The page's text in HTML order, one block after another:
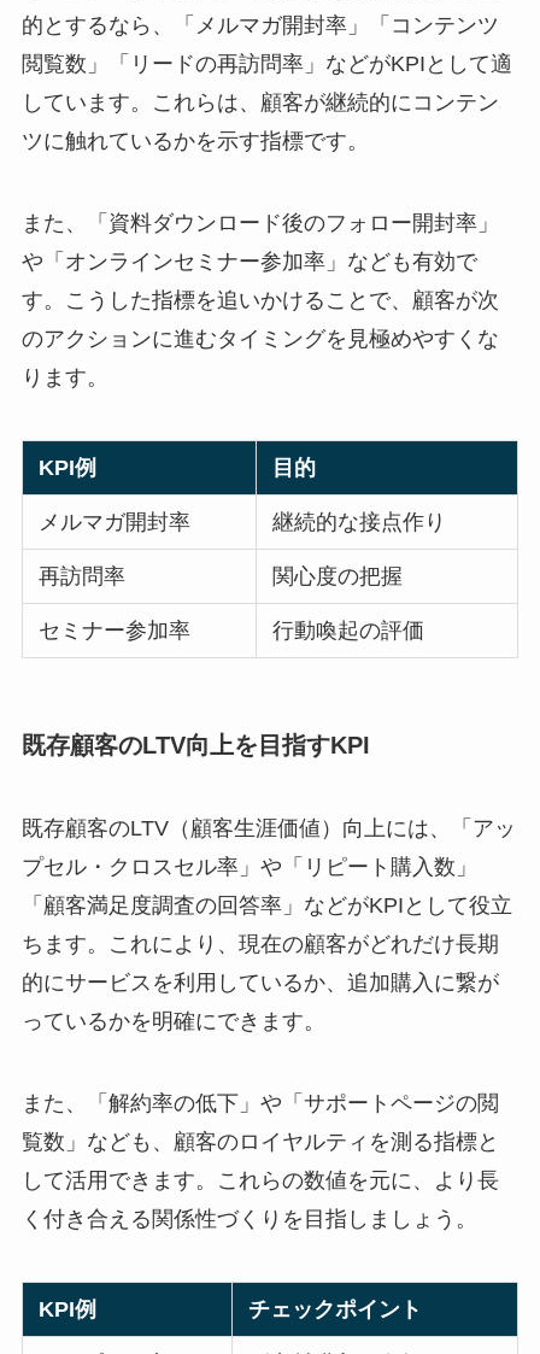
的とするなら、「メルマガ開封率」「コンテンツ
閲覧数」「リードの再訪問率」などがKPIとして適
しています。これらは、顧客が継続的にコンテン
ツに触れているかを示す指標です。
また、「資料ダウンロード後のフォロー開封率」
や「オンラインセミナー参加率」なども有効で
す。こうした指標を追いかけることで、顧客が次
のアクションに進むタイミングを見極めやすくな
ります。
KPI例 目的
メルマガ開封率 継続的な接点作り
再訪問率 関心度の把握
セミナー参加率 行動喚起の評価
既存顧客のLTV向上を目指すKPI
既存顧客のLTV（顧客生涯価値）向上には、「アッ
プセル・クロスセル率」や「リピート購入数」
「顧客満足度調査の回答率」などがKPIとして役立
ちます。これにより、現在の顧客がどれだけ長期
的にサービスを利用しているか、追加購入に繋が
っているかを明確にできます。
また、「解約率の低下」や「サポートページの閲
覧数」なども、顧客のロイヤルティを測る指標と
して活用できます。これらの数値を元に、より長
く付き合える関係性づくりを目指しましょう。
KPI例 チェックポイント